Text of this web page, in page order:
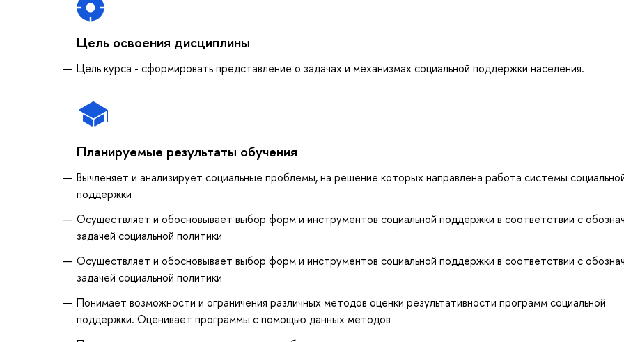
Цель освоения дисциплины
Цель курса - сформировать представление о задачах и механизмах социальной поддержки населения.
Планируемые результаты обучения
Вычленяет и анализирует социальные проблемы, на решение которых направлена работа системы
поддержки
Осуществляет и обосновывает выбор форм и инструментов социальной поддержки в соответствии с
задачей социальной политики
Осуществляет и обосновывает выбор форм и инструментов социальной поддержки в соответствии с
задачей социальной политики
Понимает возможности и ограничения различных методов оценки результативности программ социальной
поддержки. Оценивает программы с помощью данных методов